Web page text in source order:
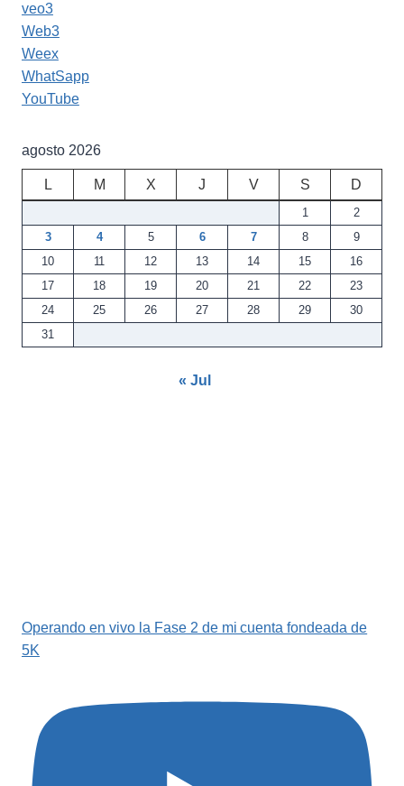
veo3
Web3
Weex
WhatSapp
YouTube
agosto 2026
L M X J V S D
1
2
3
4 5 6 7 8
9
10
11 12 13 14 15
16
17
18 19 20 21 22
23
24
25 26 27 28 29
30
31
« Jul
Operando en vivo la Fase 2 de mi cuenta fondeada de
5K